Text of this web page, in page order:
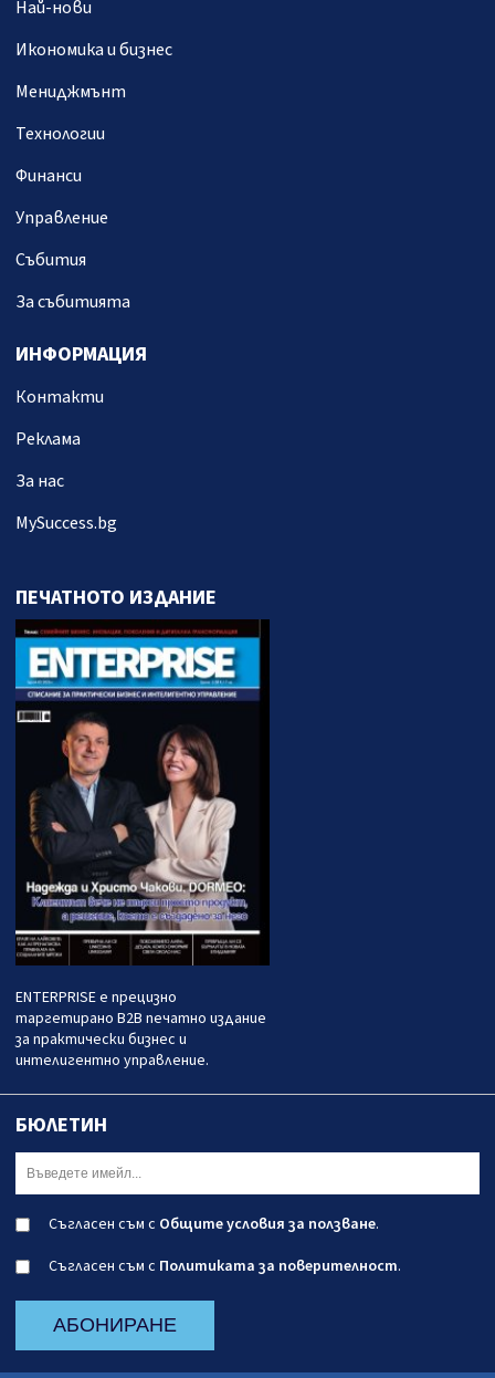
Най-нови
Икономика и бизнес
Мениджмънт
Технологии
Финанси
Управление
Събития
За събитията
ИНФОРМАЦИЯ
Контакти
Реклама
За нас
MySuccess.bg
ПЕЧАТНОТО ИЗДАНИЕ
ENTERPRISE е прецизно
таргетирано B2B печатно издание
за практически бизнес и
интелигентно управление.
БЮЛЕТИН
Съгласен съм с Общите условия за ползване.
Съгласен съм с Политиката за поверителност.
АБОНИРАНЕ